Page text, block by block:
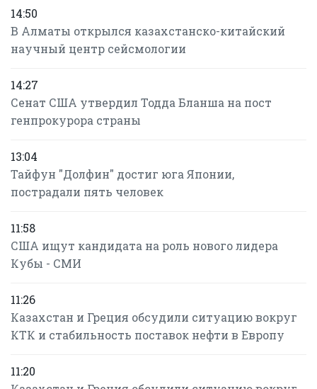
14:50
В Алматы открылся казахстанско-китайский
научный центр сейсмологии
14:27
Сенат США утвердил Тодда Бланша на пост
генпрокурора страны
13:04
Тайфун "Долфин" достиг юга Японии,
пострадали пять человек
11:58
США ищут кандидата на роль нового лидера
Кубы - СМИ
11:26
Казахстан и Греция обсудили ситуацию вокруг
КТК и стабильность поставок нефти в Европу
11:20